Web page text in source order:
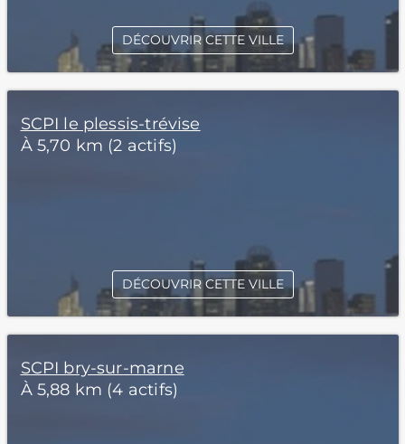
DÉCOUVRIR CETTE VILLE
SCPI le plessis-trévise
À 5,70 km (2 actifs)
DÉCOUVRIR CETTE VILLE
SCPI bry-sur-marne
À 5,88 km (4 actifs)